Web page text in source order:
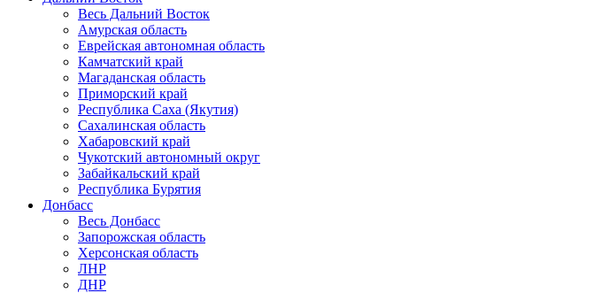
Весь Дальний Восток
Амурская область
Еврейская автономная область
Камчатский край
Магаданская область
Приморский край
Республика Саха (Якутия)
Сахалинская область
Хабаровский край
Чукотский автономный округ
Забайкальский край
Республика Бурятия
Донбасс
Весь Донбасс
Запорожская область
Херсонская область
ЛНР
ДНР